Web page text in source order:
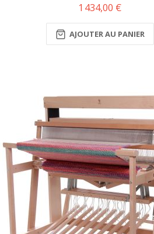
1 434,00 €
AJOUTER AU PANIER